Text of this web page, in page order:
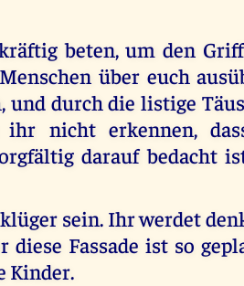
beten, um den
über euch
und durch die listige
ihr nicht erkennen,
darauf bedacht
sein. Ihr werdet
Fassade ist so
Kinder.